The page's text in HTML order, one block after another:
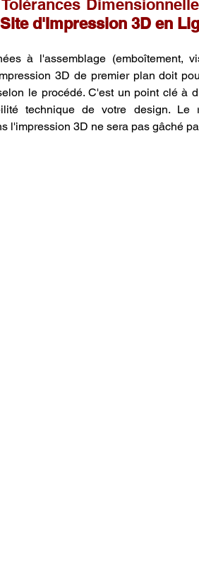
d'Impression 3D en
à l'assemblage (emboîtement,
3D de premier plan doit
le procédé. C'est un point clé à
technique de votre design. Le
l'impression 3D ne sera pas gâché